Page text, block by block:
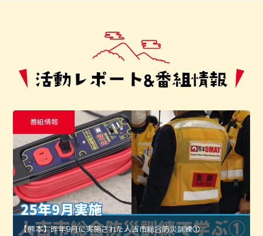
番組情報
【熊本】昨年9月に実施された人吉市総合防災訓練①